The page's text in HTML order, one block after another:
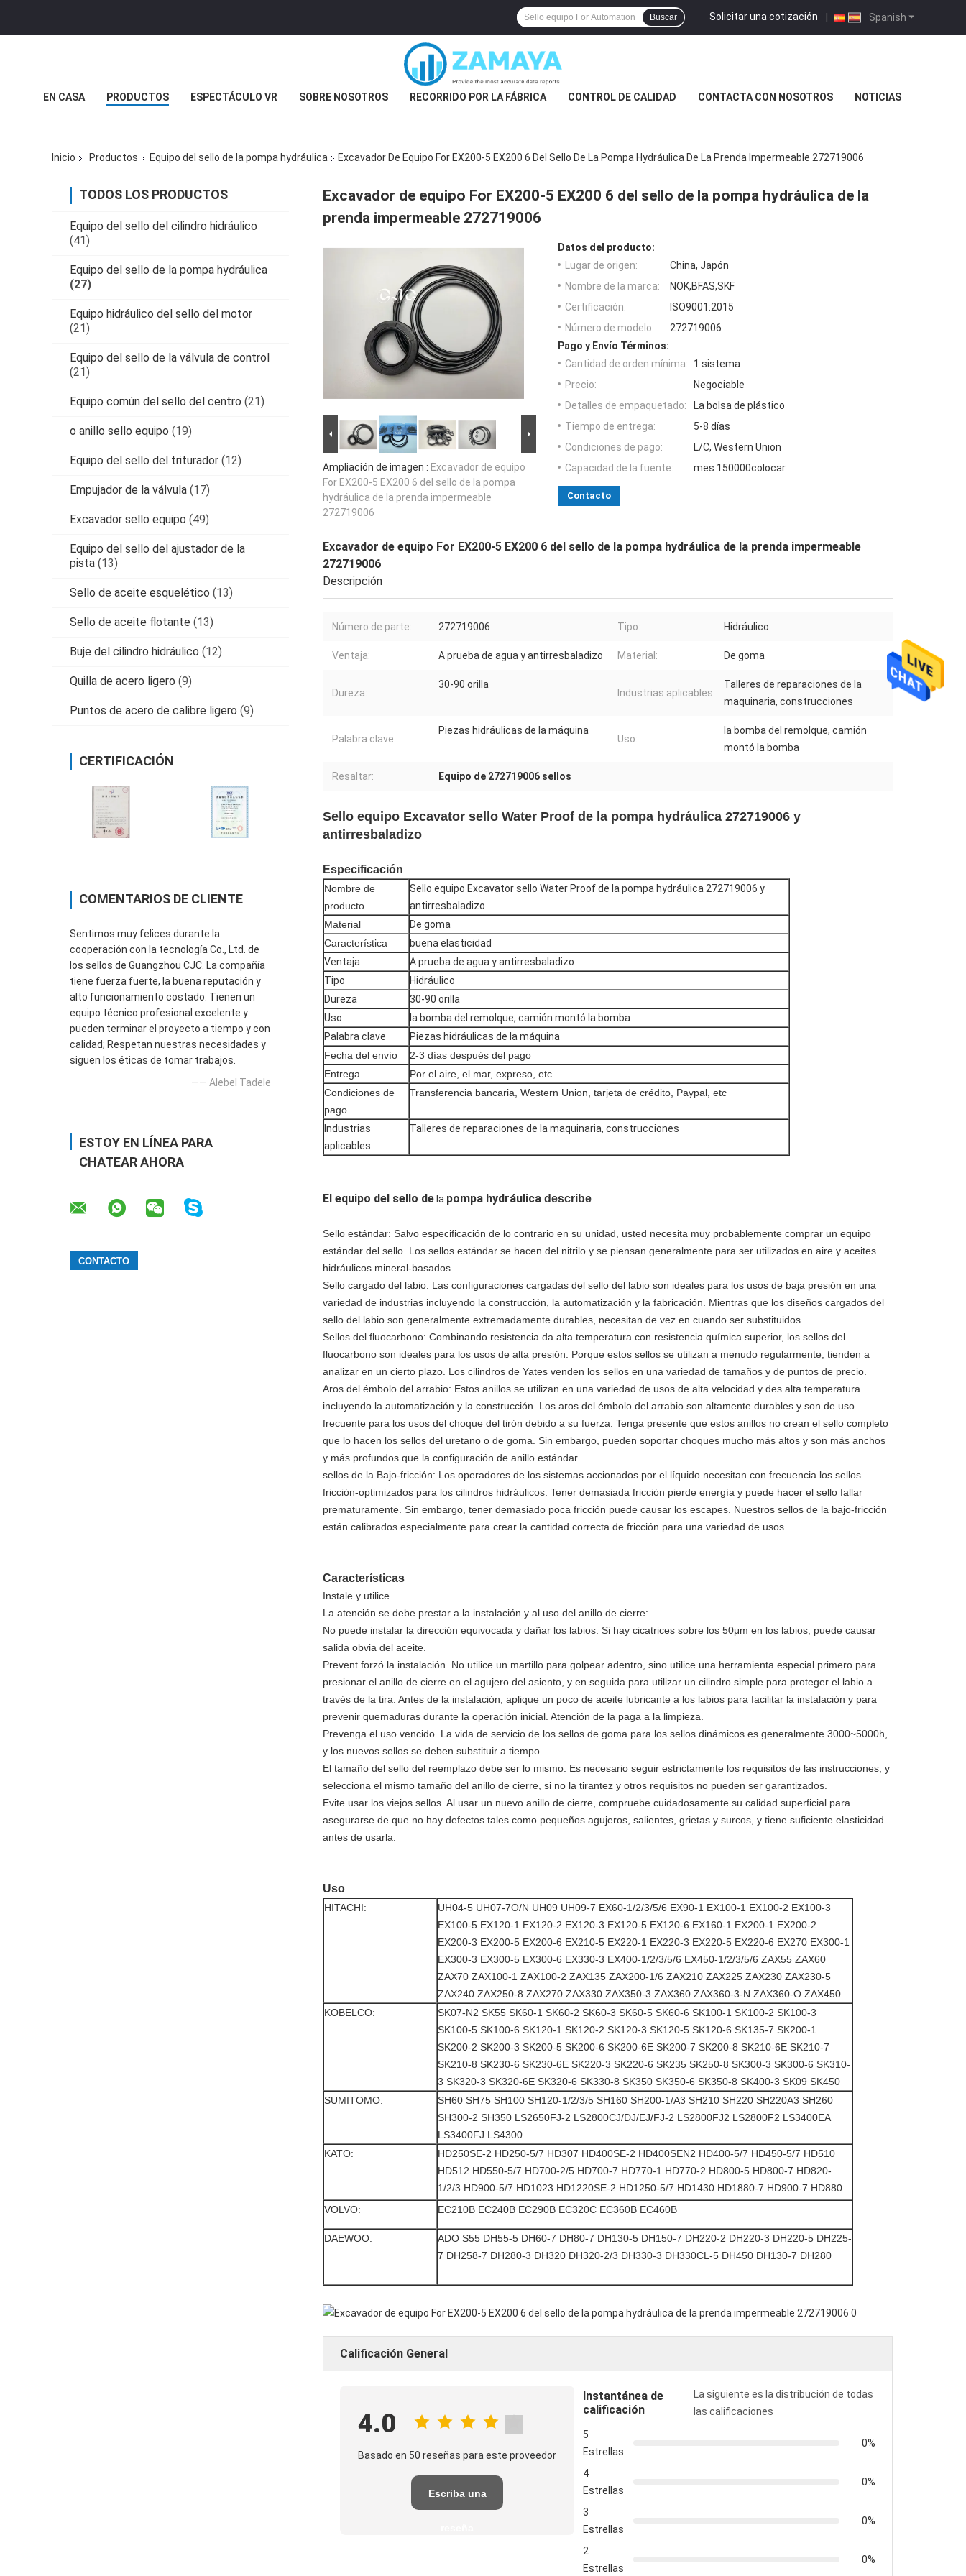
Spanish
Solicitar una cotización |
Buscar
EN CASA PRODUCTOS ESPECTÁCULO VR SOBRE NOSOTROS RECORRIDO POR LA FÁBRICA CONTROL DE CALIDAD CONTACTA CON NOSOTROS NOTICIAS
Inicio Productos Equipo del sello de la pompa hydráulica Excavador De Equipo For EX200-5 EX200 6 Del Sello De La Pompa Hydráulica De La Prenda Impermeable 272719006
TODOS LOS PRODUCTOS
Equipo del sello del cilindro hidráulico
(41)
Equipo del sello de la pompa hydráulica
(27)
Equipo hidráulico del sello del motor
(21)
Equipo del sello de la válvula de control
(21)
Equipo común del sello del centro (21)
o anillo sello equipo (19)
Equipo del sello del triturador (12)
Empujador de la válvula (17)
Excavador sello equipo (49)
Equipo del sello del ajustador de la
pista (13)
Sello de aceite esquelético (13)
Sello de aceite flotante (13)
Buje del cilindro hidráulico (12)
Quilla de acero ligero (9)
Puntos de acero de calibre ligero (9)
CERTIFICACIÓN
COMENTARIOS DE CLIENTE
Sentimos muy felices durante la
cooperación con la tecnología Co., Ltd. de
los sellos de Guangzhou CJC. La compañía
tiene fuerza fuerte, la buena reputación y
alto funcionamiento costado. Tienen un
equipo técnico profesional excelente y
pueden terminar el proyecto a tiempo y con
calidad; Respetan nuestras necesidades y
siguen los éticas de tomar trabajos.
—— Alebel Tadele
ESTOY EN LÍNEA PARA
CHATEAR AHORA
Excavador de equipo For EX200-5 EX200 6 del sello de la pompa hydráulica de la
prenda impermeable 272719006
Ampliación de imagen : Excavador de equipo
For EX200-5 EX200 6 del sello de la pompa
hydráulica de la prenda impermeable
272719006
Datos del producto:
Lugar de origen:
China, Japón
Nombre de la marca:
NOK,BFAS,SKF
Certificación:
ISO9001:2015
Número de modelo:
272719006
Pago y Envío Términos:
Cantidad de orden mínima:
1 sistema
Precio:
Negociable
Detalles de empaquetado:
La bolsa de plástico
Tiempo de entrega:
5-8 días
Condiciones de pago:
L/C, Western Union
Capacidad de la fuente:
mes 150000colocar
Contacto
Excavador de equipo For EX200-5 EX200 6 del sello de la pompa hydráulica de la prenda impermeable
272719006
Descripción
Número de parte: 272719006 Tipo: Hidráulico
Ventaja: A prueba de agua y antirresbaladizo Material: De goma
Dureza:
30-90 orilla
Industrias aplicables:
Talleres de reparaciones de la
maquinaria, construcciones
Palabra clave:
Piezas hidráulicas de la máquina
Uso:
la bomba del remolque, camión
montó la bomba
Resaltar: Equipo de 272719006 sellos
Sello equipo Excavator sello Water Proof de la pompa hydráulica 272719006 y
antirresbaladizo
Especificación
Nombre de
producto
Sello equipo Excavator sello Water Proof de la pompa hydráulica 272719006 y
antirresbaladizo
Material
De goma
Característica
buena elasticidad
Ventaja
A prueba de agua y antirresbaladizo
Tipo
Hidráulico
Dureza
30-90 orilla
Uso
la bomba del remolque, camión montó la bomba
Palabra clave
Piezas hidráulicas de la máquina
Fecha del envío
2-3 días después del pago
Entrega
Por el aire, el mar, expreso, etc.
Condiciones de
pago
Transferencia bancaria, Western Union, tarjeta de crédito, Paypal, etc
Industrias
aplicables
Talleres de reparaciones de la maquinaria, construcciones
El equipo del sello de la pompa hydráulica describe
Sello estándar: Salvo especificación de lo contrario en su unidad, usted necesita muy probablemente comprar un equipo
estándar del sello. Los sellos estándar se hacen del nitrilo y se piensan generalmente para ser utilizados en aire y aceites
hidráulicos mineral-basados.
Sello cargado del labio: Las configuraciones cargadas del sello del labio son ideales para los usos de baja presión en una
variedad de industrias incluyendo la construcción, la automatización y la fabricación. Mientras que los diseños cargados del
sello del labio son generalmente extremadamente durables, necesitan de vez en cuando ser substituidos.
Sellos del fluocarbono: Combinando resistencia da alta temperatura con resistencia química superior, los sellos del
fluocarbono son ideales para los usos de alta presión. Porque estos sellos se utilizan a menudo regularmente, tienden a
analizar en un cierto plazo. Los cilindros de Yates venden los sellos en una variedad de tamaños y de puntos de precio.
Aros del émbolo del arrabio: Estos anillos se utilizan en una variedad de usos de alta velocidad y des alta temperatura
incluyendo la automatización y la construcción. Los aros del émbolo del arrabio son altamente durables y son de uso
frecuente para los usos del choque del tirón debido a su fuerza. Tenga presente que estos anillos no crean el sello completo
que lo hacen los sellos del uretano o de goma. Sin embargo, pueden soportar choques mucho más altos y son más anchos
y más profundos que la configuración de anillo estándar.
sellos de la Bajo-fricción: Los operadores de los sistemas accionados por el líquido necesitan con frecuencia los sellos
fricción-optimizados para los cilindros hidráulicos. Tener demasiada fricción pierde energía y puede hacer el sello fallar
prematuramente. Sin embargo, tener demasiado poca fricción puede causar los escapes. Nuestros sellos de la bajo-fricción
están calibrados especialmente para crear la cantidad correcta de fricción para una variedad de usos.
Características
Instale y utilice
La atención se debe prestar a la instalación y al uso del anillo de cierre:
No puede instalar la dirección equivocada y dañar los labios. Si hay cicatrices sobre los 50μm en los labios, puede causar
salida obvia del aceite.
Prevent forzó la instalación. No utilice un martillo para golpear adentro, sino utilice una herramienta especial primero para
presionar el anillo de cierre en el agujero del asiento, y en seguida para utilizar un cilindro simple para proteger el labio a
través de la tira. Antes de la instalación, aplique un poco de aceite lubricante a los labios para facilitar la instalación y para
prevenir quemaduras durante la operación inicial. Atención de la paga a la limpieza.
Prevenga el uso vencido. La vida de servicio de los sellos de goma para los sellos dinámicos es generalmente 3000~5000h,
y los nuevos sellos se deben substituir a tiempo.
El tamaño del sello del reemplazo debe ser lo mismo. Es necesario seguir estrictamente los requisitos de las instrucciones, y
selecciona el mismo tamaño del anillo de cierre, si no la tirantez y otros requisitos no pueden ser garantizados.
Evite usar los viejos sellos. Al usar un nuevo anillo de cierre, compruebe cuidadosamente su calidad superficial para
asegurarse de que no hay defectos tales como pequeños agujeros, salientes, grietas y surcos, y tiene suficiente elasticidad
antes de usarla.
Uso
HITACHI:
UH04-5 UH07-7O/N UH09 UH09-7 EX60-1/2/3/5/6 EX90-1 EX100-1 EX100-2 EX100-3
EX100-5 EX120-1 EX120-2 EX120-3 EX120-5 EX120-6 EX160-1 EX200-1 EX200-2
EX200-3 EX200-5 EX200-6 EX210-5 EX220-1 EX220-3 EX220-5 EX220-6 EX270 EX300-1
EX300-3 EX300-5 EX300-6 EX330-3 EX400-1/2/3/5/6 EX450-1/2/3/5/6 ZAX55 ZAX60
ZAX70 ZAX100-1 ZAX100-2 ZAX135 ZAX200-1/6 ZAX210 ZAX225 ZAX230 ZAX230-5
ZAX240 ZAX250-8 ZAX270 ZAX330 ZAX350-3 ZAX360 ZAX360-3-N ZAX360-O ZAX450
KOBELCO:
SK07-N2 SK55 SK60-1 SK60-2 SK60-3 SK60-5 SK60-6 SK100-1 SK100-2 SK100-3
SK100-5 SK100-6 SK120-1 SK120-2 SK120-3 SK120-5 SK120-6 SK135-7 SK200-1
SK200-2 SK200-3 SK200-5 SK200-6 SK200-6E SK200-7 SK200-8 SK210-6E SK210-7
SK210-8 SK230-6 SK230-6E SK220-3 SK220-6 SK235 SK250-8 SK300-3 SK300-6 SK310-
3 SK320-3 SK320-6E SK320-6 SK330-8 SK350 SK350-6 SK350-8 SK400-3 SK09 SK450
SUMITOMO:
SH60 SH75 SH100 SH120-1/2/3/5 SH160 SH200-1/A3 SH210 SH220 SH220A3 SH260
SH300-2 SH350 LS2650FJ-2 LS2800CJ/DJ/EJ/FJ-2 LS2800FJ2 LS2800F2 LS3400EA
LS3400FJ LS4300
KATO:
HD250SE-2 HD250-5/7 HD307 HD400SE-2 HD400SEN2 HD400-5/7 HD450-5/7 HD510
HD512 HD550-5/7 HD700-2/5 HD700-7 HD770-1 HD770-2 HD800-5 HD800-7 HD820-
1/2/3 HD900-5/7 HD1023 HD1220SE-2 HD1250-5/7 HD1430 HD1880-7 HD900-7 HD880
VOLVO:
EC210B EC240B EC290B EC320C EC360B EC460B
DAEWOO:
ADO S55 DH55-5 DH60-7 DH80-7 DH130-5 DH150-7 DH220-2 DH220-3 DH220-5 DH225-
7 DH258-7 DH280-3 DH320 DH320-2/3 DH330-3 DH330CL-5 DH450 DH130-7 DH280
Calificación General
4.0
Basado en 50 reseñas para este proveedor
Escriba una
Instantánea de
calificación
La siguiente es la distribución de todas
las calificaciones
5
Estrellas
0%
4
Estrellas
0%
3
Estrellas
0%
2
Estrellas
0%